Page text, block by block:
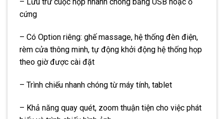
– Lưu trữ cuộc họp nhanh chóng bằng USB hoặc ổ
cứng
– Có Option riêng: ghế massage, hệ thống đèn điện,
rèm cửa thông minh, tự động khởi động hệ thống họp
theo giờ được cài đặt
– Trình chiếu nhanh chóng từ máy tính, tablet
– Khả năng quay quét, zoom thuận tiện cho việc phát